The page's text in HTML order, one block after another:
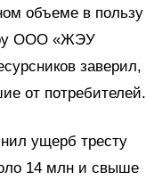
объеме в пользу
ООО «ЖЭУ
заверил,
от потребителей.
ущерб тресту
14 млн и свыше